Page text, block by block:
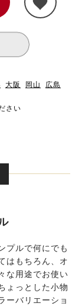
大阪 岡山
広島
さい
プルで何にでも
はもちろん、オ
な用途でお使い
ょっとした小物
ーバリエーショ